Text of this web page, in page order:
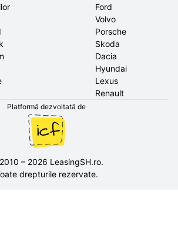
Ford
Volvo
Porsche
Skoda
Dacia
Hyundai
Lexus
Renault
Platformă dezvoltată de
2010 – 2026 LeasingSH.ro.
drepturile rezervate.